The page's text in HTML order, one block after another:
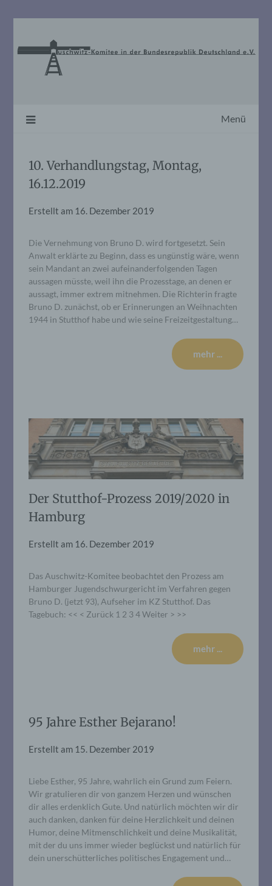
Menü
10. Verhandlungstag, Montag,
16.12.2019
Erstellt am 16. Dezember 2019
Die Vernehmung von Bruno D. wird fortgesetzt. Sein
Anwalt erklärte zu Beginn, dass es ungünstig wäre, wenn
sein Mandant an zwei aufeinanderfolgenden Tagen
aussagen müsste, weil ihn die Prozesstage, an denen er
aussagt, immer extrem mitnehmen. Die Richterin fragte
Bruno D. zunächst, ob er Erinnerungen an Weihnachten
1944 in Stutthof habe und wie seine Freizeitgestaltung…
mehr ...
Der Stutthof-Prozess 2019/2020 in
Hamburg
Erstellt am 16. Dezember 2019
Das Auschwitz-Komitee beobachtet den Prozess am
Hamburger Jugendschwurgericht im Verfahren gegen
Bruno D. (jetzt 93), Aufseher im KZ Stutthof. Das
Tagebuch: << < Zurück 1 2 3 4 Weiter > >>
mehr ...
95 Jahre Esther Bejarano!
Erstellt am 15. Dezember 2019
Liebe Esther, 95 Jahre, wahrlich ein Grund zum Feiern.
Wir gratulieren dir von ganzem Herzen und wünschen
dir alles erdenklich Gute. Und natürlich möchten wir dir
auch danken, danken für deine Herzlichkeit und deinen
Humor, deine Mitmenschlichkeit und deine Musikalität,
mit der du uns immer wieder beglückst und natürlich für
dein unerschütterliches politisches Engagement und…